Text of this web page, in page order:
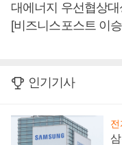
대에너지 우선협상
[비즈니스포스트 이
인기기사
전